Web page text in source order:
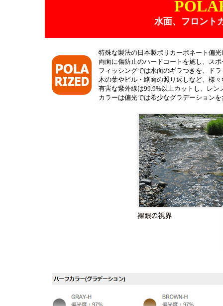
水面、フロント
特殊な製法の日本製ポリカーボネート偏
両面に傷防止のハードコートを施し、ス
フィッシングでは水面のギラつきを、ド
木の葉やビル・路面の照り返しなど、様
有害な紫外線は99.9%以上カットし、レ
カラーは偏光では希少なグラデーション